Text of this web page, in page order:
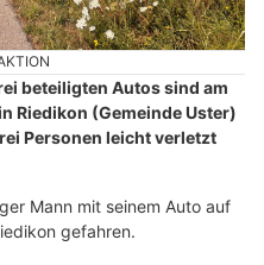
beteiligten Autos sind am
Riedikon (Gemeinde Uster)
Personen leicht verletzt
Mann mit seinem Auto auf
gefahren.